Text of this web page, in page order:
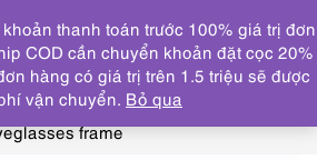
DANH MỤC
GỌNG KÍNH MỚI/CHƯA SỬ
nữ-Mới/Chưa sử dụng-
frame
thanh toán trước 100% giá trị đơn
COD cần chuyển khoản đặt cọc 20%
hàng có giá trị trên 1.5 triệu sẽ được
vận chuyển. Bỏ qua